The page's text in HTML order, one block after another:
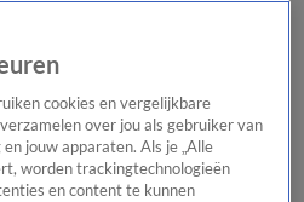
Het beste van Hart
Tip de
cookies en vergelijkbare
over jou als gebruiker van
jouw apparaten. Als je „Alle
worden trackingtechnologieën
en content te kunnen